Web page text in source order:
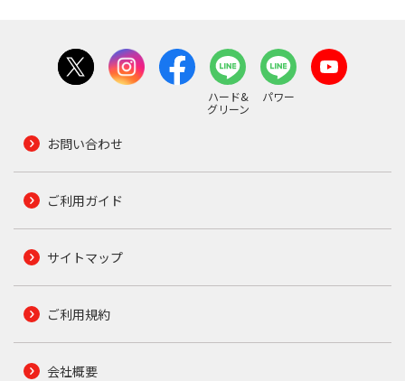
ハード&
グリーン
パワー
お問い合わせ
ご利用ガイド
サイトマップ
ご利用規約
会社概要